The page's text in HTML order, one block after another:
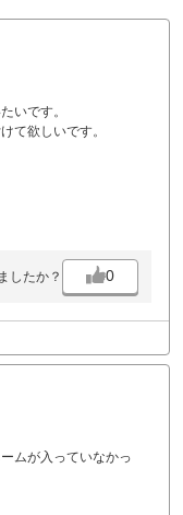
いです。
て欲しいです。
したか？ 0
ムが入っていなかっ